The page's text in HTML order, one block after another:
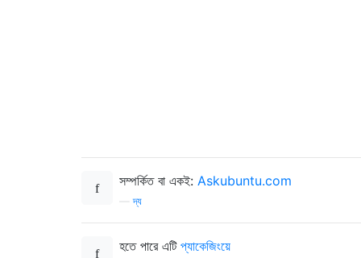
সম্পর্কিত বা একই: Askubuntu.com
—দ্য
হতে পারে এটি প্যাকেজিংয়ে